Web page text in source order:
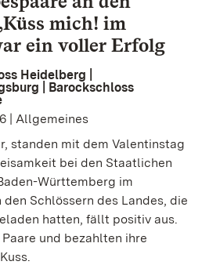
mich! im
ein voller Erfolg
Heidelberg |
| Barockschloss
| Allgemeines
standen mit dem Valentinstag
bei den Staatlichen
Württemberg im
Schlössern des Landes, die
hatten, fällt positiv aus.
und bezahlten ihre